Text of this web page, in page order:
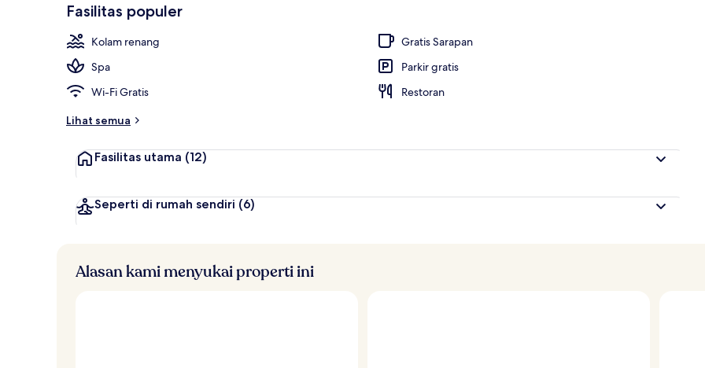
Fasilitas populer
Kolam renang
Gratis Sarapan
Spa
Parkir gratis
Wi-Fi Gratis
Restoran
Lihat semua
Fasilitas utama (12)
Seperti di rumah sendiri (6)
Alasan kami menyukai properti ini